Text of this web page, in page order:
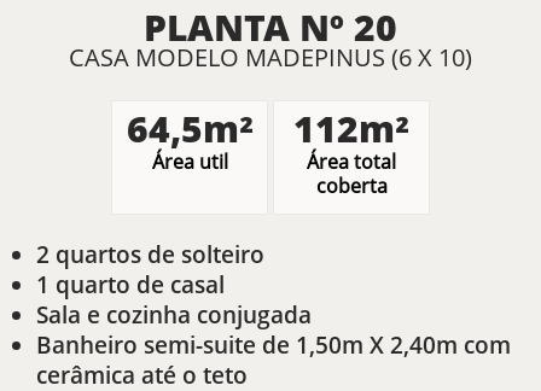
PLANTA Nº 20
CASA MODELO MADEPINUS (6 X 10)
64,5m²
Área util
112m²
Área total
coberta
2 quartos de solteiro
1 quarto de casal
Sala e cozinha conjugada
Banheiro semi-suite de 1,50m X 2,40m com
cerâmica até o teto